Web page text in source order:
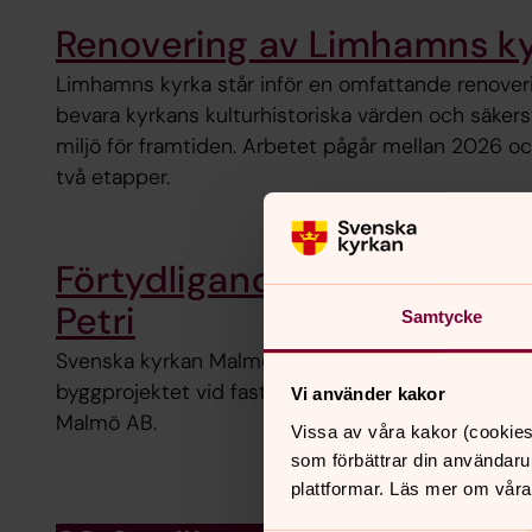
Samtycke
Vi använder kakor
Vissa av våra kakor
som förbättrar din
plattformar. Läs mer om
Renovering av Limhamns
Limhamns kyrka står inför en omfattande
bevara kyrkans kulturhistoriska värden och
miljö för framtiden. Arbetet pågår mellan 2026
två etapper.
Förtydligande kring
Petri
Svenska kyrkan Malmö vill tydliggöra
byggprojektet vid fastigheten som förvaltas av S:t
Malmö AB.